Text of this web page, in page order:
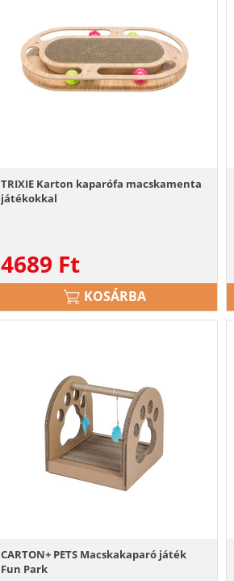
TRIXIE Karton kaparófa macskamenta
játékokkal
4689 Ft
KOSÁRBA
CARTON+ PETS Macskakaparó játék
Fun Park